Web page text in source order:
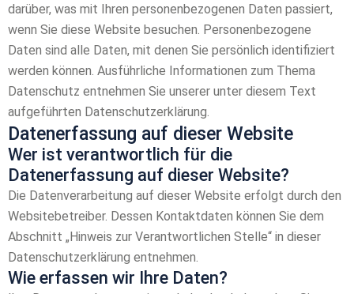
darüber, was mit Ihren personenbezogenen Daten passiert,
wenn Sie diese Website besuchen. Personenbezogene
Daten sind alle Daten, mit denen Sie persönlich identifiziert
werden können. Ausführliche Informationen zum Thema
Datenschutz entnehmen Sie unserer unter diesem Text
aufgeführten Datenschutzerklärung.
Datenerfassung auf dieser Website
Wer ist verantwortlich für die
Datenerfassung auf dieser Website?
Die Datenverarbeitung auf dieser Website erfolgt durch den
Websitebetreiber. Dessen Kontaktdaten können Sie dem
Abschnitt „Hinweis zur Verantwortlichen Stelle“ in dieser
Datenschutzerklärung entnehmen.
Wie erfassen wir Ihre Daten?